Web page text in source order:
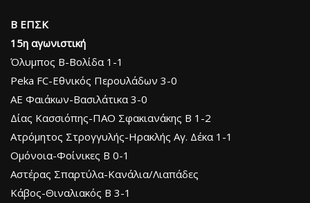
Β ΕΠΣΚ
15η αγωνιστική
Όλυμπος Β-Βολίδα 1-1
Peka FC-Εθνικός Περουλάδων 3-0
ΑΕ Φαιάκων-Βασιλάτικα 3-0
Δίας Κασσιόπης-ΠΑΟ Σφακιανάκης Β 1-2
Ατρόμητος Στρογγυλής-Ηρακλής Αγ. Δέκα 1-1
Ομόνοια-Φοίνικες Β 0-1
Αστέρας Σπαρτύλα-Κανάλια/Λιαπάδες
Κάβος-Θιναλιακός Β 3-1